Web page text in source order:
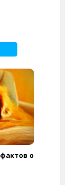
о